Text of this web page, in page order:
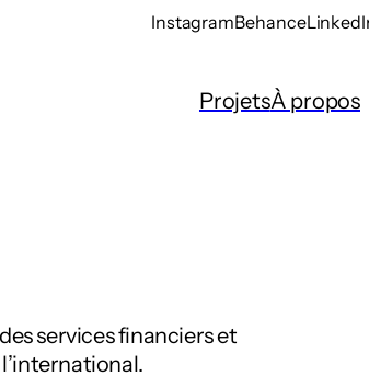
InstagramBehance
ProjetsÀ propos
services financiers et